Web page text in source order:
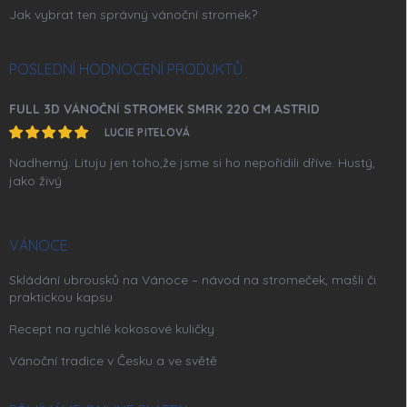
Jak vybrat ten správný vánoční stromek?
POSLEDNÍ HODNOCENÍ PRODUKTŮ
FULL 3D VÁNOČNÍ STROMEK SMRK 220 CM ASTRID
LUCIE PITELOVÁ
Nadherný. Lituju jen toho,že jsme si ho nepořídili dříve. Hustý,
jako živý
VÁNOCE
Skládání ubrousků na Vánoce – návod na stromeček, mašli či
praktickou kapsu
Recept na rychlé kokosové kuličky
Vánoční tradice v Česku a ve světě